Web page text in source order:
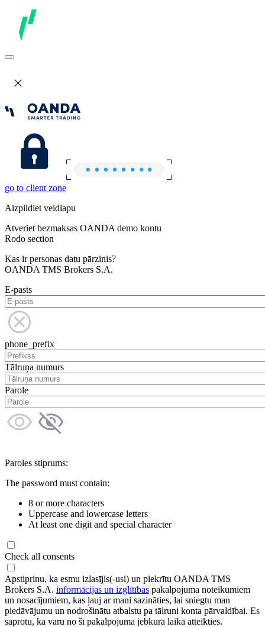
go to client zone
Aizpildiet veidlapu
Atveriet bezmaksas OANDA demo kontu
Rodo section
Kas ir personas datu pārzinis?
OANDA TMS Brokers S.A.
E-pasts
phone_prefix
Tālruņa numurs
Parole
Paroles stiprums:
The password must contain:
8 or more characters
Uppercase and lowercase letters
At least one digit and special character
Check all consents
Apstiprinu, ka esmu izlasījis(-usi) un piekrītu OANDA TMS
Brokers S.A. informācijas un izglītības pakalpojuma noteikumiem
un nosacījumiem, kas ļauj ar mani sazināties, lai sniegtu man
piedāvājumu un nodrošinātu atbalstu pa tālruni konta pārvaldībai. Es
saprotu, ka varu no šī pakalpojuma jebkurā laikā atteikties.